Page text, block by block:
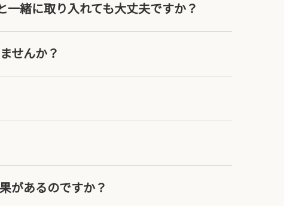
一緒に取り入れても大丈夫ですか？
せんか？
があるのですか？